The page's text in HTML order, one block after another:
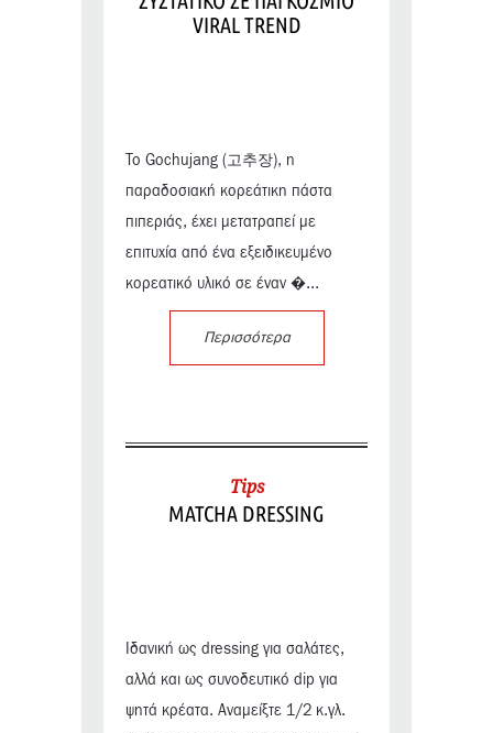
VIRAL TREND
Το Gochujang (고추장), η
παραδοσιακή κορεάτικη πάστα
πιπεριάς, έχει μετατραπεί με
επιτυχία από ένα εξειδικευμένο
κορεατικό υλικό σε έναν �...
Περισσότερα
Tips
MATCHA DRESSING
Ιδανική ως dressing για σαλάτες,
αλλά και ως συνοδευτικό dip για
ψητά κρέατα. Αναμείξτε 1/2 κ.γλ.